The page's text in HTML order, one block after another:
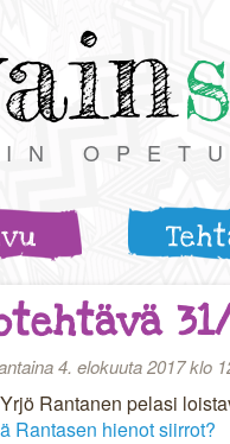
4. elokuuta 2017 klo
Rantanen pelasi
Rantasen hienot siirrot?